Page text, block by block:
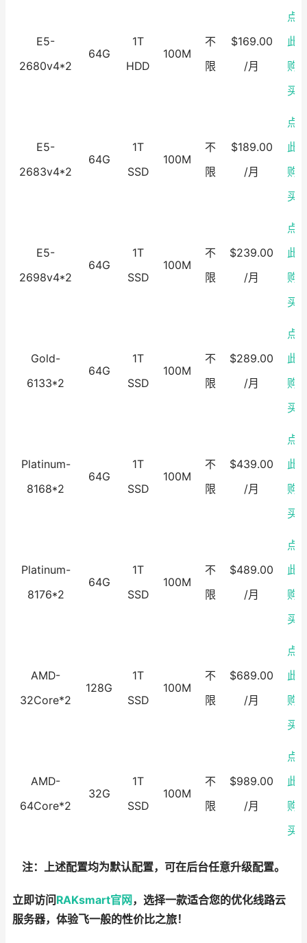
E5-
2680v4*2
64G
1T
HDD
100M
不
限
$169.00
/月
点
此
购
买
E5-
2683v4*2
64G
1T
SSD
100M
不
限
$189.00
/月
点
此
购
买
E5-
2698v4*2
64G
1T
SSD
100M
不
限
$239.00
/月
点
此
购
买
Gold-
6133*2
64G
1T
SSD
100M
不
限
$289.00
/月
点
此
购
买
Platinum-
8168*2
64G
1T
SSD
100M
不
限
$439.00
/月
点
此
购
买
Platinum-
8176*2
64G
1T
SSD
100M
不
限
$489.00
/月
点
此
购
买
AMD-
32Core*2
128G
1T
SSD
100M
不
限
$689.00
/月
点
此
购
买
AMD-
64Core*2
32G
1T
SSD
100M
不
限
$989.00
/月
点
此
购
买
注：上述配置均为默认配置，可在后台任意升级配置。
立即访问RAKsmart官网 ，选择一款适合您的优化线路云
服务器，体验飞一般的性价比之旅！